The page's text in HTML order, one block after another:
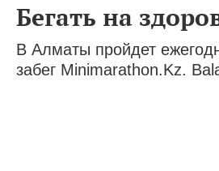
Бегать на
В Алматы пройдет
забег Minimarathon.Kz.